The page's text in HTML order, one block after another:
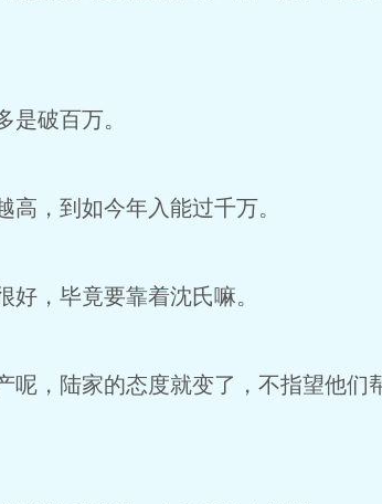
是破百万。
，到如今年入能过千万。
，毕竟要靠着沈氏嘛。
呢，陆家的态度就变了，不指望他们